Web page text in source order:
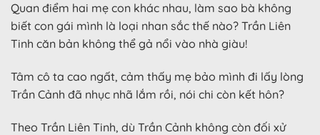
Quan điểm hai mẹ con khác nhau, làm sao bà không
biết con gái mình là loại nhan sắc thế nào? Trần Liên
Tinh căn bản không thể gả nổi vào nhà giàu!
Tâm cô ta cao ngất, cảm thấy mẹ bảo mình đi lấy lòng
Trần Cảnh đã nhục nhã lắm rồi, nói chi còn kết hôn?
Theo Trần Liên Tinh, dù Trần Cảnh không còn đối xử